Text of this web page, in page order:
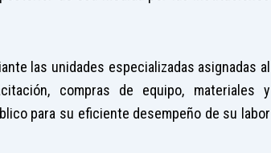
las unidades especializadas asignadas al
compras de equipo, materiales y
para su eficiente desempeño de su labor